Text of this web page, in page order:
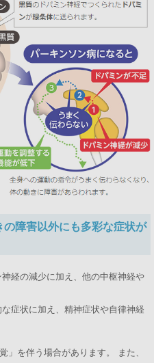
障害以外にも多彩な症状が
経の減少に加え、他の中枢神経や
症状に加え、精神症状や自律神経
」を伴う場合があります。 また、